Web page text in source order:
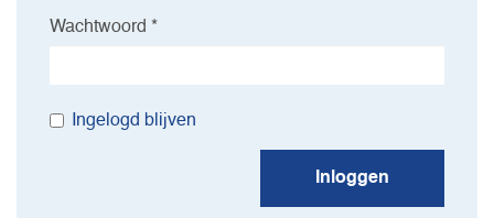
Wachtwoord *
Ingelogd blijven
Inloggen